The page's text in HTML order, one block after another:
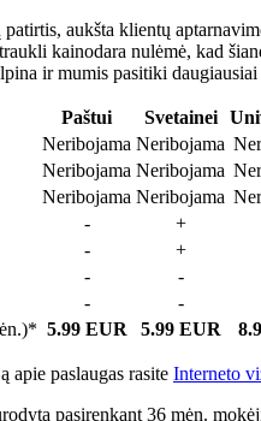
aukšta klientų
kainodara nulėmė, kad
ir mumis pasitiki
Paštui Svetainei
Neribojama Neribojama
Neribojama Neribojama
Neribojama Neribojama
- +
- +
- -
- -
5.99 EUR 5.99 EUR
apie paslaugas rasite Interneto
pasirenkant 36 mėn.